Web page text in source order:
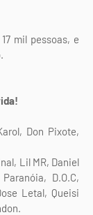
mil pessoas, e
Don Pixote,
Lil MR, Daniel
D.O.C,
Letal, Queisi